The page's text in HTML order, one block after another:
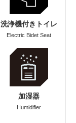
洗浄機付きトイレ
Electric Bidet Seat
加湿器
Humidifier